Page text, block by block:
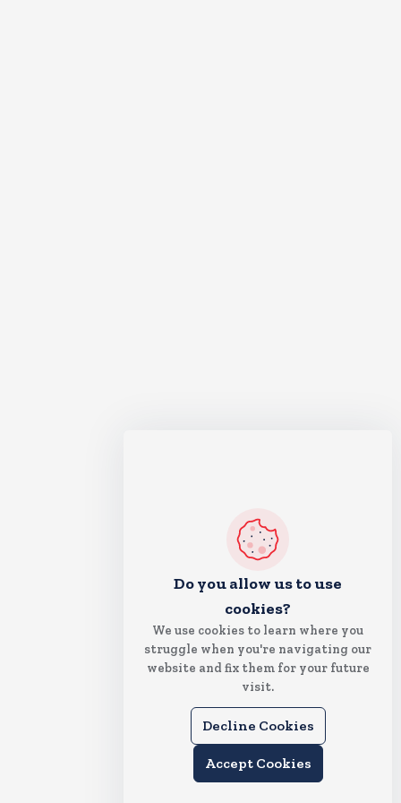
Do you allow us to use
cookies?
We use cookies to learn where you
struggle when you're navigating our
website and fix them for your future
visit.
Decline Cookies
Accept Cookies